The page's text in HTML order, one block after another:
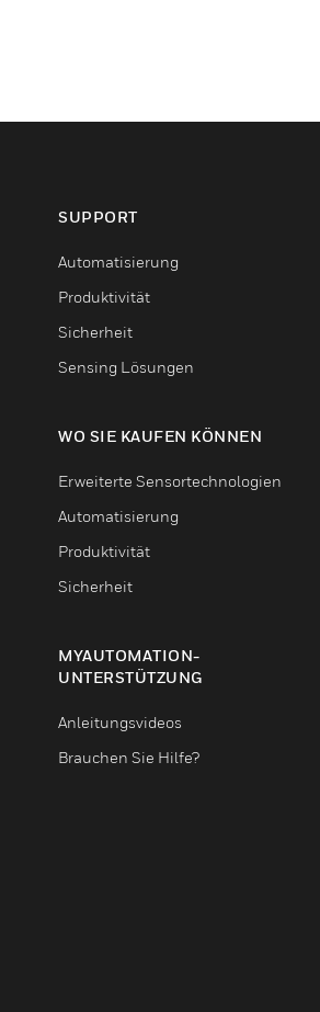
SUPPORT
Automatisierung
Produktivität
Sicherheit
Sensing Lösungen
WO SIE KAUFEN KÖNNEN
Erweiterte Sensortechnologien
Automatisierung
Produktivität
Sicherheit
MYAUTOMATION-
UNTERSTÜTZUNG
Anleitungsvideos
Brauchen Sie Hilfe?